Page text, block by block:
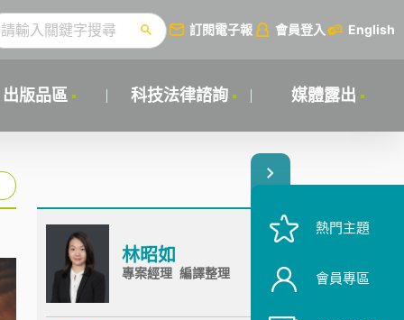
訂閱電子報 會員登入 English
出版品區 科技法律諮詢 媒體露出
林昭如
專案經理 編譯整理
熱門主題
會員專區